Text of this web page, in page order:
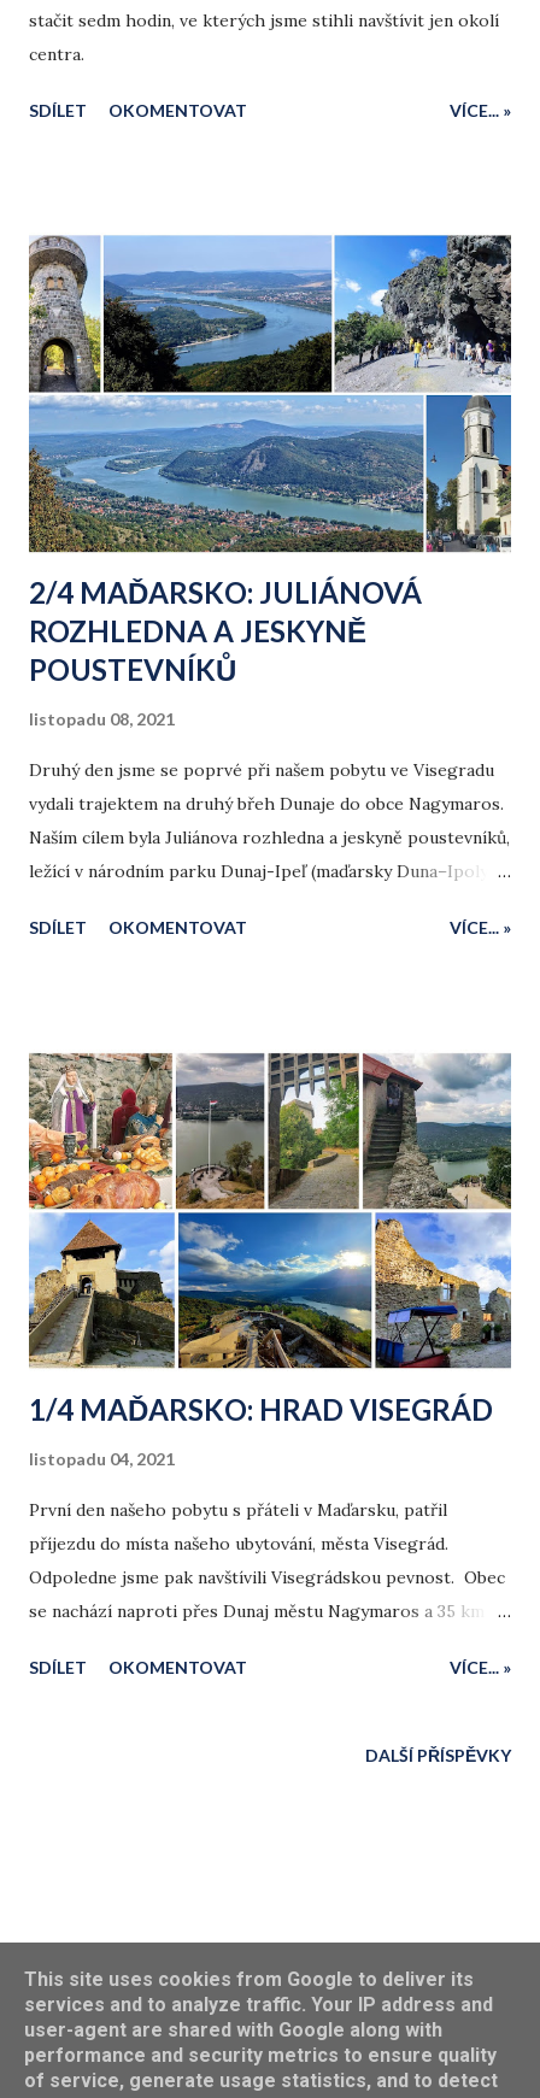
stačit sedm hodin, ve kterých jsme stihli navštívit jen okolí
centra.
SDÍLET OKOMENTOVAT VÍCE... »
2/4 MAĎARSKO: JULIÁNOVÁ
ROZHLEDNA A JESKYNĚ
POUSTEVNÍKŮ
listopadu 08, 2021
Druhý den jsme se poprvé při našem pobytu ve Visegradu
vydali trajektem na druhý břeh Dunaje do obce Nagymaros.
Naším cílem byla Juliánova rozhledna a jeskyně poustevníků,
ležící v národním parku Dunaj-Ipeľ (maďarsky Duna–Ipoly
národních parků v Maďarsku.
SDÍLET OKOMENTOVAT VÍCE... »
1/4 MAĎARSKO: HRAD VISEGRÁD
listopadu 04, 2021
První den našeho pobytu s přáteli v Maďarsku, patřil
příjezdu do místa našeho ubytování, města Visegrád.
Odpoledne jsme pak navštívili Visegrádskou pevnost. Obec
se nachází naproti přes Dunaj městu Nagymaros a 35 km
SDÍLET OKOMENTOVAT VÍCE... »
DALŠÍ PŘÍSPĚVKY
Obrázky motivu vytvořil(a)pixhook
Petr Mikeska
This site uses cookies from Google to deliver its
services and to analyze traffic. Your IP address and
user-agent are shared with Google along with
performance and security metrics to ensure quality
of service, generate usage statistics, and to detect